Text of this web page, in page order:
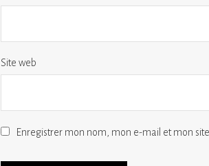
Site web
Enregistrer mon nom, mon e-mail et mon